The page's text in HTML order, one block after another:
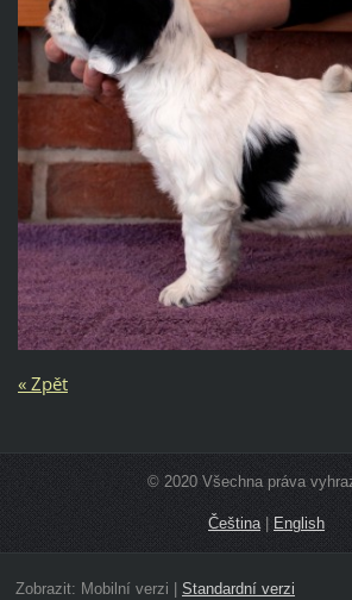
« Zpět
© 2020 Všechna práva
Čeština English
Zobrazit: Mobilní verzi Standardní verzi